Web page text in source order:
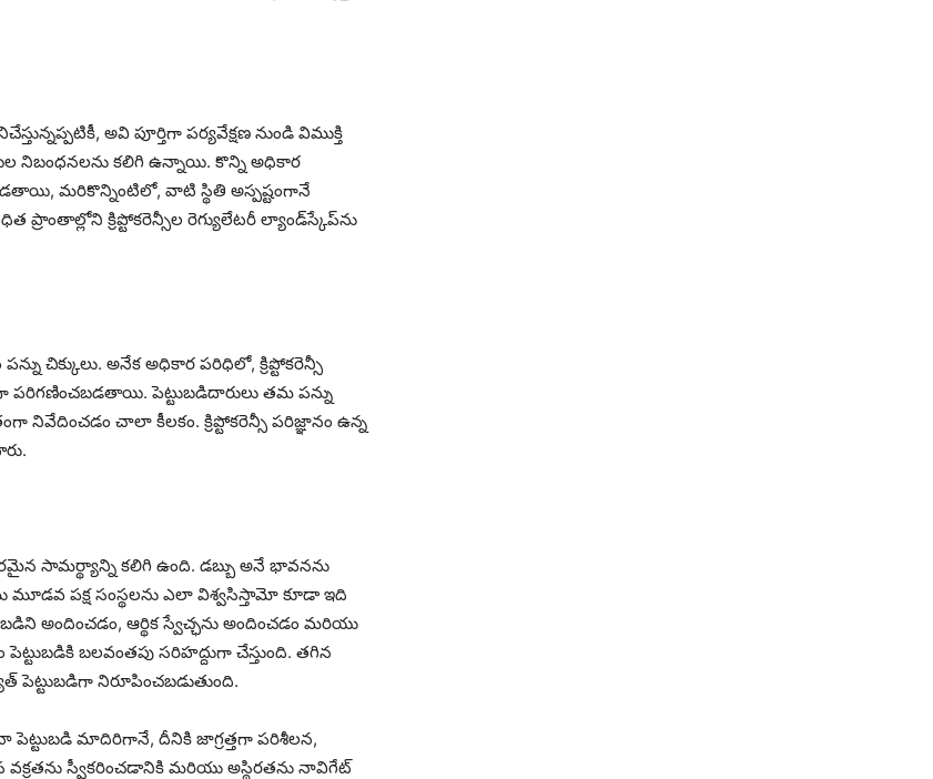
అవి పూర్తిగా పర్యవేక్షణ నుండి విముక్తి
నిబంధనలను కలిగి ఉన్నాయి. కొన్ని అధికార
మరికొన్నింటిలో, వాటి స్థితి అస్పష్టంగానే
క్రిప్టోకరెన్సీల రెగ్యులేటరీ ల్యాండ్‌స్కేప్‌ను
చిక్కులు. అనేక అధికార పరిధిలో, క్రిప్టోకరెన్సీ
పరిగణించబడతాయి. పెట్టుబడిదారులు తమ పన్ను
చాలా కీలకం. క్రిప్టోకరెన్సీ పరిజ్ఞానం ఉన్న
సామర్థ్యాన్ని కలిగి ఉంది. డబ్బు అనే భావనను
పక్ష సంస్థలను ఎలా విశ్వసిస్తామో కూడా ఇది
అందించడం, ఆర్థిక స్వేచ్ఛను అందించడం మరియు
బలవంతపు సరిహద్దుగా చేస్తుంది. తగిన
పెట్టుబడిగా నిరూపించబడుతుంది.
పెట్టుబడి మాదిరిగానే, దీనికి జాగ్రత్తగా పరిశీలన,
స్వీకరించడానికి మరియు అస్థిరతను నావిగేట్